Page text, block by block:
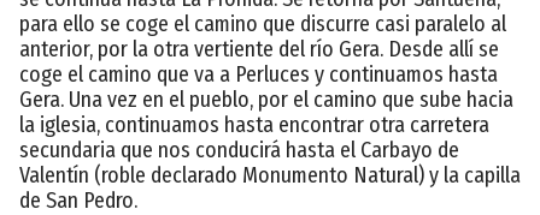
para ello se coge el camino que discurre casi paralelo al
anterior, por la otra vertiente del río Gera. Desde allí se
coge el camino que va a Perluces y continuamos hasta
Gera. Una vez en el pueblo, por el camino que sube hacia
la iglesia, continuamos hasta encontrar otra carretera
secundaria que nos conducirá hasta el Carbayo de
Valentín (roble declarado Monumento Natural) y la capilla
de San Pedro.